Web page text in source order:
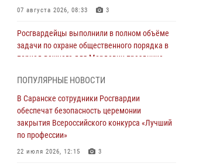
07 августа 2026, 08:33 3
Росгвардейцы выполнили в полном объёме
задачи по охране общественного порядка в
период важного для Мордовии праздника
В Мордовии руководство и личный состав
Росгвардии приняли участие в празднествах,
посвящённых 25-летию канонизации Фёдора
Ушакова
06 августа 2026, 08:14
ПОПУЛЯРНЫЕ НОВОСТИ
В Саранске сотрудники Росгвардии
обеспечат безопасность церемонии
закрытия Всероссийского конкурса «Лучший
по профессии»
22 июля 2026, 12:15 3